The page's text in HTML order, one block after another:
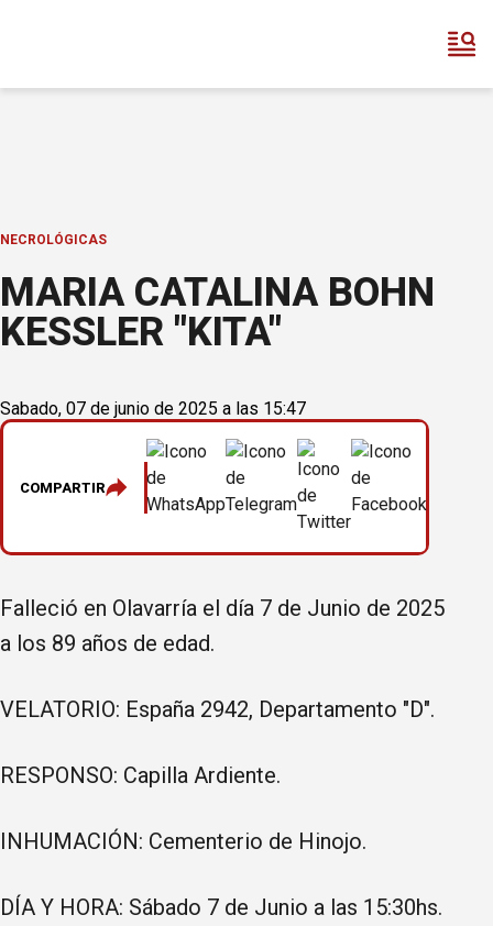
NECROLÓGICAS
MARIA CATALINA BOHN
KESSLER "KITA"
Sabado, 07 de junio de 2025 a las 15:47
COMPARTIR
Falleció en Olavarría el día 7 de Junio de 2025
a los 89 años de edad.
VELATORIO: España 2942, Departamento "D".
RESPONSO: Capilla Ardiente.
INHUMACIÓN: Cementerio de Hinojo.
DÍA Y HORA: Sábado 7 de Junio a las 15:30hs.